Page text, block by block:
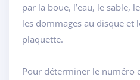
par la boue, l’eau, le sable,
les dommages au disque et
plaquette.
Pour déterminer le numéro